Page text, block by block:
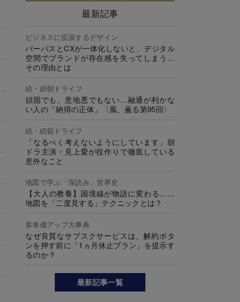
最新記事
ビジネスに拡張するデザイン
パーパスとCXが一体化しないと、デジタル
空間でブランドが存在感を失ってしまう…
その理由とは
続・続朝ドライフ
頑固でも、意地悪でもない…融通が利かな
い人の「納得の正体」〈風、薫る第95回〉
続・続朝ドライフ
「なるべく考えないようにしています」朝
ドラ主演・見上愛が役作りで徹底している
意外なこと
地図で学ぶ「深読み」世界史
【大人の教養】国境線が物語に変わる……
地図を「二度見する」テクニックとは？
客単価アップ大事典
なぜ良質なサブスクサービスは、解約ボタ
ンを押す前に「1ヵ月休止プラン」を提示す
るのか？
最新記事一覧